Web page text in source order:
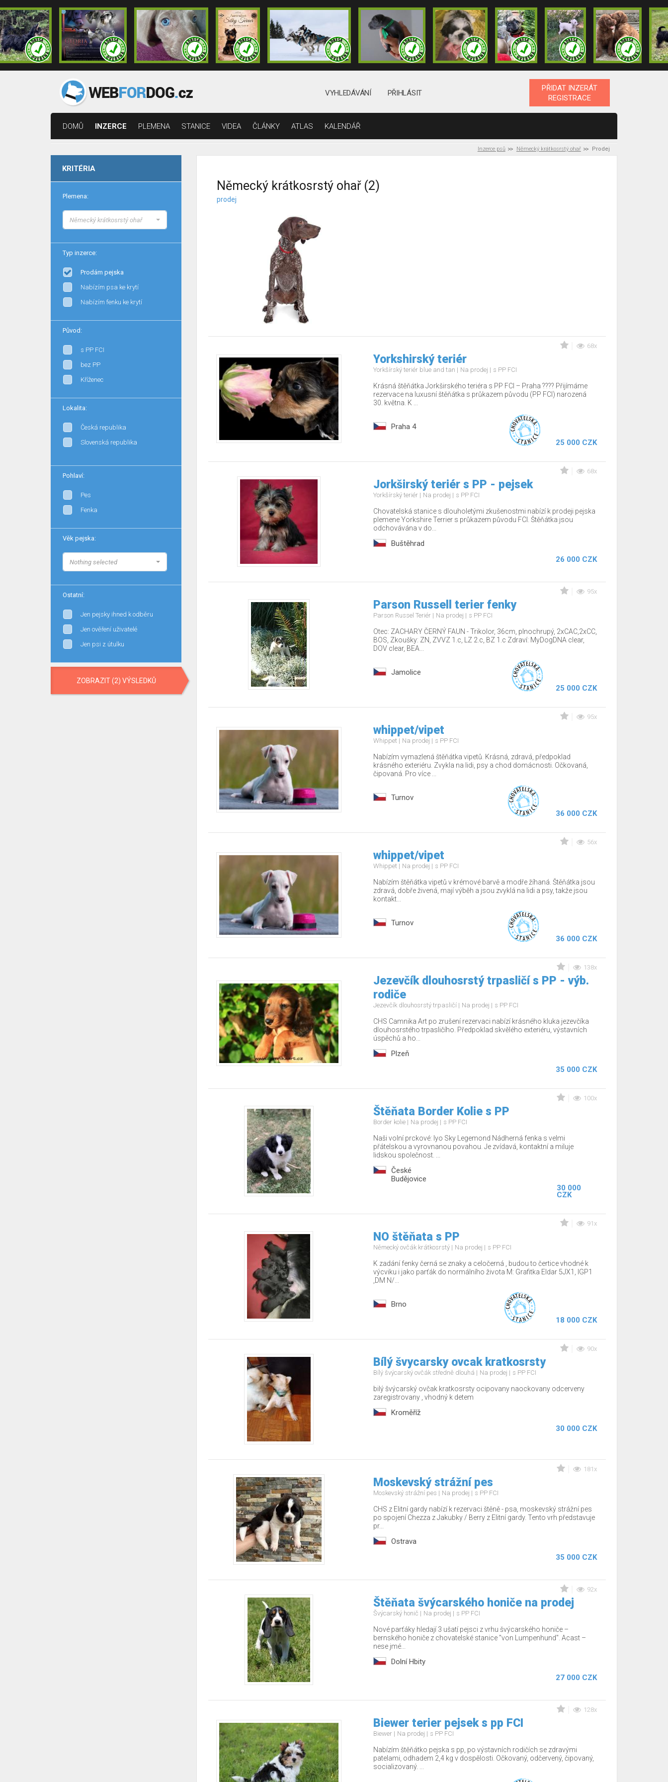
VYHLEDÁVÁNÍ PŘIHLÁSIT
PŘIDAT INZERÁT
REGISTRACE
DOMŮ INZERCE PLEMENA STANICE VIDEA ČLÁNKY ATLAS KALENDÁŘ
Inzerce psů Německý krátkosrstý ohař Prodej
KRITÉRIA
Plemena:
Německý krátkosrstý ohař
Typ inzerce:
Prodám pejska
Nabízím psa ke krytí
Nabízím fenku ke krytí
Původ:
s PP FCI
bez PP
Kříženec
Lokalita:
Česká republika
Slovenská republika
Pohlaví:
Pes
Fenka
Věk pejska:
Nothing selected
Ostatní:
Jen pejsky ihned k odběru
Jen ověření uživatelé
Jen psi z útulku
ZOBRAZIT (2) VÝSLEDKŮ
Německý krátkosrstý ohař (2)
prodej
68x
Yorkshirský teriér
Yorkšírský teriér blue and tan Na prodej s PP FCI
Krásná štěňátka Jorkširského teriéra s PP FCI – Praha ???? Přijímáme
rezervace na luxusní štěňátka s průkazem původu (PP FCI) narozená
30. května. K ...
Praha 4
25 000 CZK
68x
Jorkširský teriér s PP - pejsek
Yorkšírský teriér Na prodej s PP FCI
Chovatelská stanice s dlouholetými zkušenostmi nabízí k prodeji pejska
plemene Yorkshire Terrier s průkazem původu FCI. Štěňátka jsou
odchovávána v do...
Buštěhrad
26 000 CZK
95x
Parson Russell terier fenky
Parson Russel Teriér Na prodej s PP FCI
Otec: ZACHARY ČERNÝ FAUN - Trikolor, 36cm, plnochrupý, 2xCAC,2xCC,
BOS, Zkoušky: ZN, ZVVZ 1.c, LZ 2.c, BZ 1.c Zdraví: MyDogDNA clear,
DOV clear, BEA...
Jamolice
25 000 CZK
95x
whippet/vipet
Whippet Na prodej s PP FCI
Nabízím vymazlená štěňátka vipetů. Krásná, zdravá, předpoklad
krásného exteriéru. Zvykla na lidi, psy a chod domácnosti. Očkovaná,
čipovaná. Pro více ...
Turnov
36 000 CZK
56x
whippet/vipet
Whippet Na prodej s PP FCI
Nabízím štěňátka vipetů v krémové barvě a modře žíhaná. Štěňátka jsou
zdravá, dobře živená, mají výběh a jsou zvyklá na lidi a psy, takže jsou
kontakt...
Turnov
36 000 CZK
138x
Jezevčík dlouhosrstý trpasličí s PP - výb.
rodiče
Jezevčík dlouhosrstý trpasličí Na prodej s PP FCI
CHS Camnika Art po zrušení rezervaci nabízí krásného kluka jezevčíka
dlouhosrstého trpasličího. Předpoklad skvělého exteriéru, výstavních
úspěchů a ho...
Plzeň
35 000 CZK
100x
Štěňata Border Kolie s PP
Border kolie Na prodej s PP FCI
Naši volní prckové: Iyo Sky Legemond Nádherná fenka s velmi
přátelskou a vyrovnanou povahou. Je zvídavá, kontaktní a miluje
lidskou společnost. ...
České
Budějovice
30 000
CZK
91x
NO štěňata s PP
Německý ovčák krátkosrstý Na prodej s PP FCI
K zadání fenky černá se znaky a celočerná , budou to čertice vhodné k
výcviku i jako parťák do normálního života M: Grafitka Eldar 5JX1, IGP1
,DM N/...
Brno
18 000 CZK
90x
Bílý švycarsky ovcak kratkosrsty
Bílý švýcarský ovčák středně dlouhá Na prodej s PP FCI
bilý švýcarský ovčak kratkosrsty ocipovany naockovany odcerveny
zaregistrovany , vhodný k detem
Kroměříž
30 000 CZK
181x
Moskevský strážní pes
Moskevský strážní pes Na prodej s PP FCI
CHS z Elitní gardy nabízí k rezervaci štěně - psa, moskevský strážní pes
po spojení Chezza z Jakubky / Berry z Elitní gardy. Tento vrh představuje
pr...
Ostrava
35 000 CZK
92x
Štěňata švýcarského honiče na prodej
Švýcarský honič Na prodej s PP FCI
Nové parťáky hledají 3 ušatí pejsci z vrhu švýcarského honiče –
bernského honiče z chovatelské stanice "von Lumpenhund". Acast –
nese jmé...
Dolní Hbity
27 000 CZK
128x
Biewer terier pejsek s pp FCI
Biewer Na prodej s PP FCI
Nabízím štěňátko pejska s pp, po výstavních rodičích se zdravými
patelami, odhadem 2,4 kg v dospělosti. Očkovaný, odčervený, čipovaný,
socializovaný. ...